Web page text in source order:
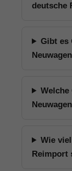
deutsche
Gibt es
Welche
Wie
Reimport